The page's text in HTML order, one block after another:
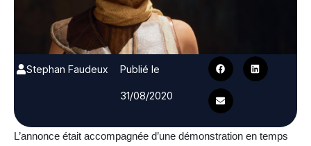
Stephan Faudeux
Publié le
31/08/2020
L’annonce était accompagnée d’une démonstration en temps